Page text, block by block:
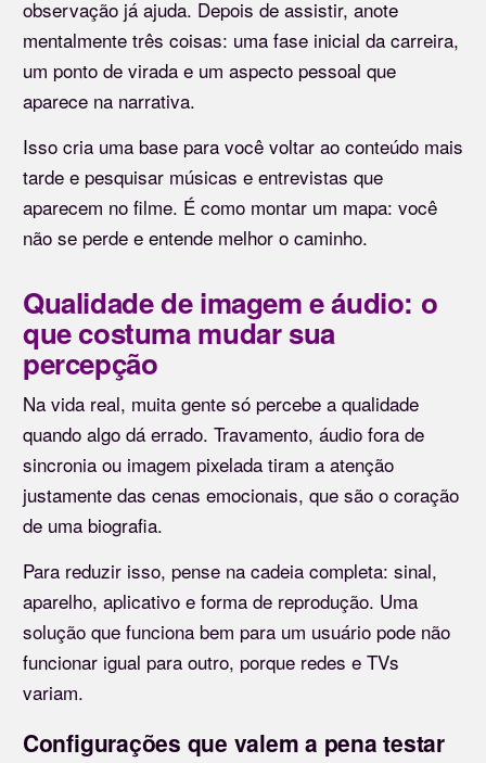
observação já ajuda. Depois de assistir, anote
mentalmente três coisas: uma fase inicial da carreira,
um ponto de virada e um aspecto pessoal que
aparece na narrativa.
Isso cria uma base para você voltar ao conteúdo mais
tarde e pesquisar músicas e entrevistas que
aparecem no filme. É como montar um mapa: você
não se perde e entende melhor o caminho.
Qualidade de imagem e áudio: o
que costuma mudar sua
percepção
Na vida real, muita gente só percebe a qualidade
quando algo dá errado. Travamento, áudio fora de
sincronia ou imagem pixelada tiram a atenção
justamente das cenas emocionais, que são o coração
de uma biografia.
Para reduzir isso, pense na cadeia completa: sinal,
aparelho, aplicativo e forma de reprodução. Uma
solução que funciona bem para um usuário pode não
funcionar igual para outro, porque redes e TVs
variam.
Configurações que valem a pena testar